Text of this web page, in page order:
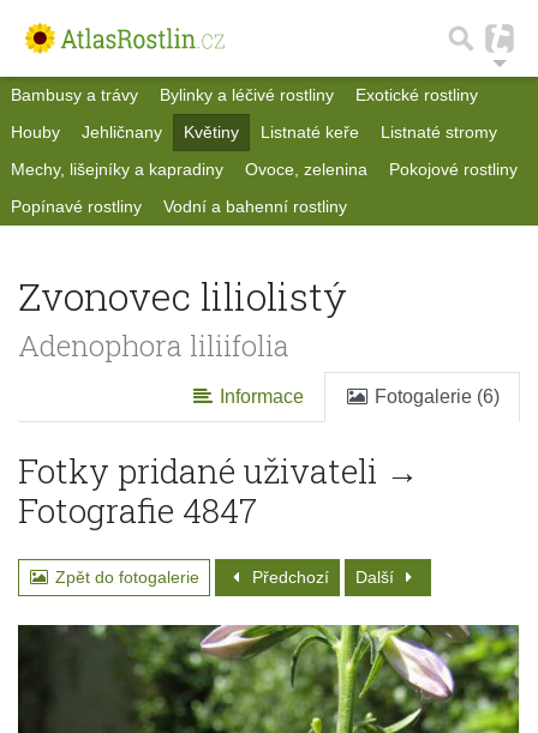
Bambusy a trávy Bylinky a léčivé rostliny
Exotické rostliny
Houby
Jehličnany Květiny Listnaté keře
Listnaté stromy
Mechy, lišejníky a kapradiny
Ovoce, zelenina
Pokojové rostliny
Popínavé rostliny
Vodní a bahenní rostliny
Zvonovec liliolistý
Adenophora liliifolia
Informace Fotogalerie (6)
Fotky pridané uživateli →
Fotografie 4847
Zpět do fotogalerie Předchozí Další